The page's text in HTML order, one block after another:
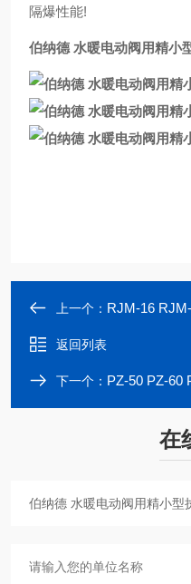
隔爆性能!
伯纳德 水暖电动阀用精小
上一个： RJM-16 RJM-20
返回列表
下一个： PZ-50 PZ-60 PZ-
在